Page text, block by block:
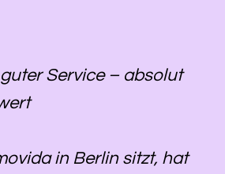
Service – absolut
in Berlin sitzt, hat